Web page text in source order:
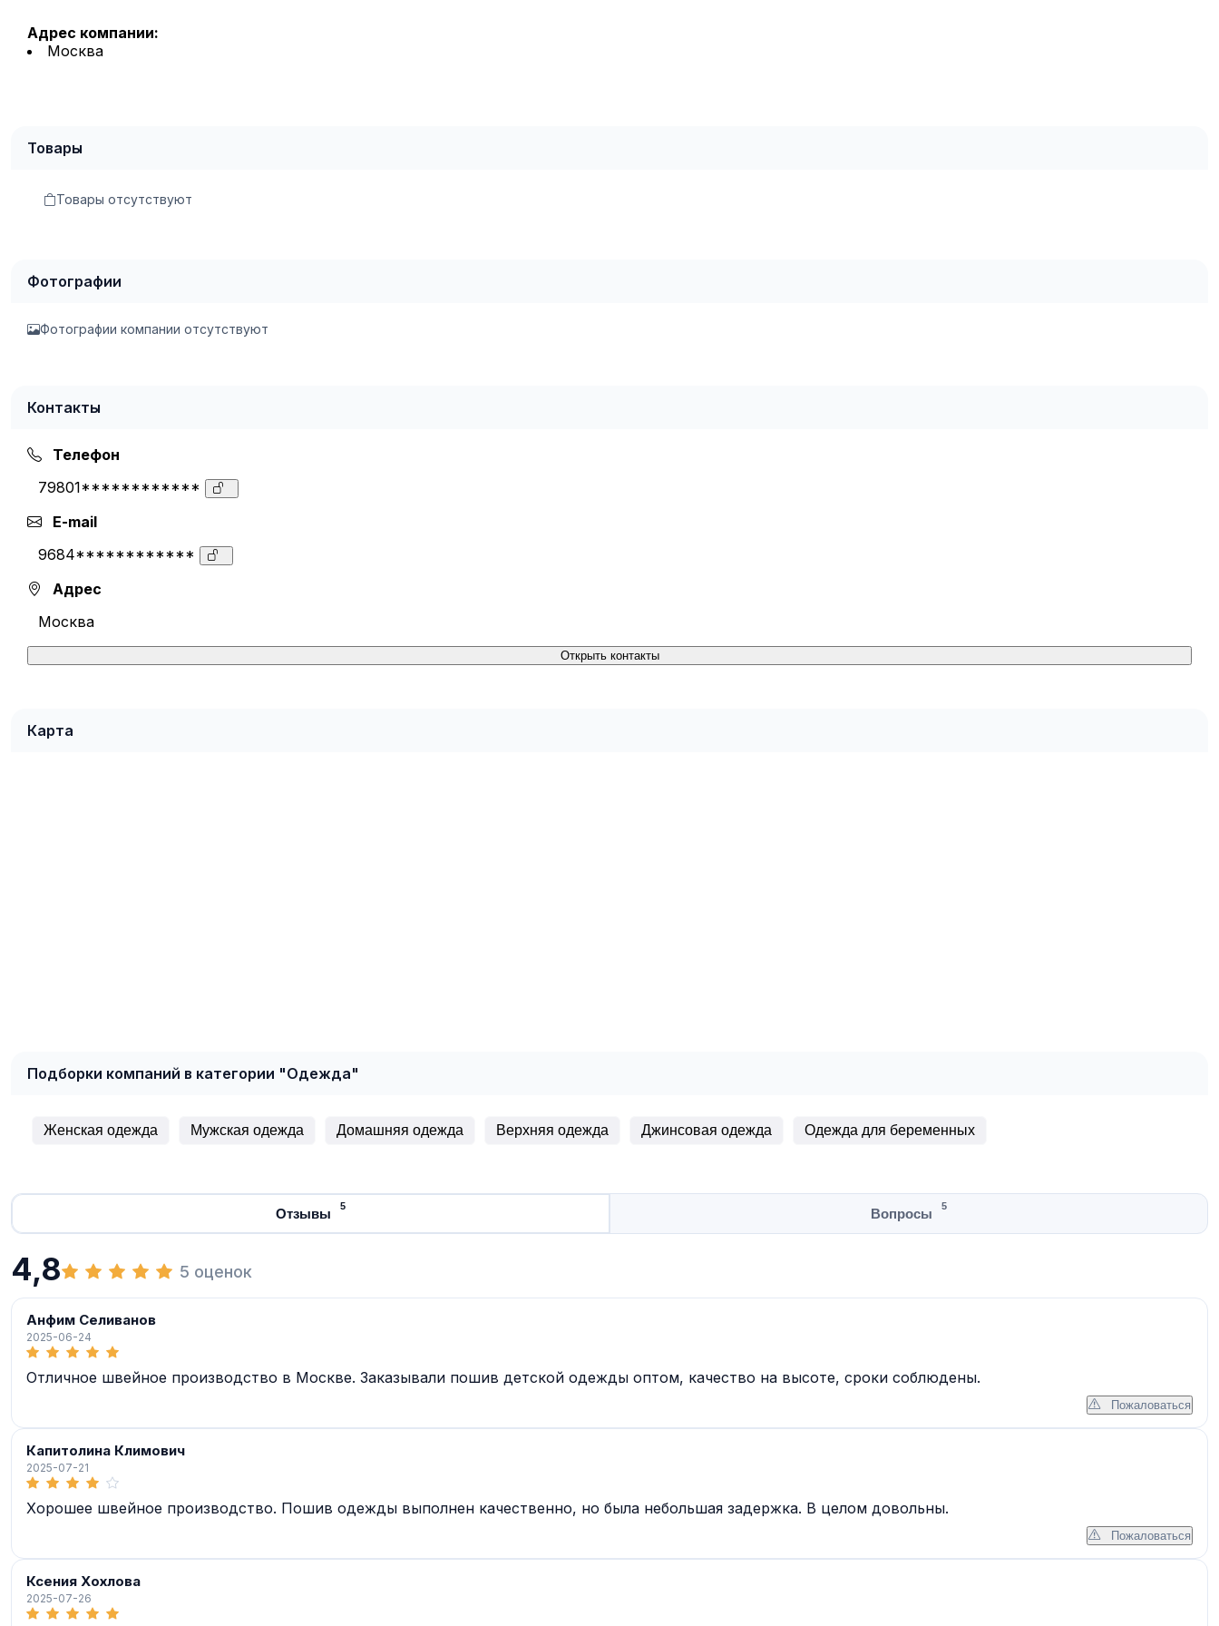
Адрес компании:
Москва
Товары
Товары отсутствуют
Фотографии
Фотографии компании отсутствуют
Контакты
Телефон
79801************
E-mail
9684************
Адрес
Москва
Открыть контакты
Карта
Подборки компаний в категории "Одежда"
Женская одежда Мужская одежда Домашняя одежда Верхняя одежда Джинсовая одежда Одежда для беременных
Отзывы 5 Вопросы 5
4,8 5 оценок
Анфим Селиванов
2025-06-24
Отличное швейное производство в Москве. Заказывали пошив детской одежды оптом, качество на высоте, сроки соблюдены.
Пожаловаться
Капитолина Климович
2025-07-21
Хорошее швейное производство. Пошив одежды выполнен качественно, но была небольшая задержка. В целом довольны.
Пожаловаться
Ксения Хохлова
2025-07-26